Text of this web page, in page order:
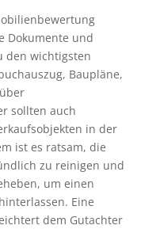
Dokumente und
den wichtigsten
Baupläne,
sollten auch
in der
ist es ratsam, die
zu reinigen und
um einen
Eine
dem Gutachter